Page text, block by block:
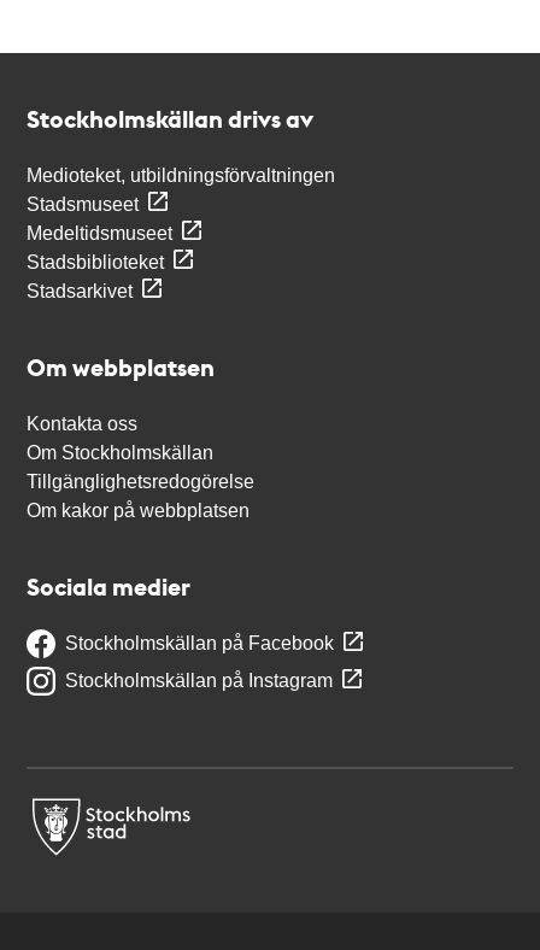
Stockholmskällan drivs av
Medioteket, utbildningsförvaltningen
Stadsmuseet
Medeltidsmuseet
Stadsbiblioteket
Stadsarkivet
Om webbplatsen
Kontakta oss
Om Stockholmskällan
Tillgänglighetsredogörelse
Om kakor på webbplatsen
Sociala medier
Stockholmskällan på Facebook
Stockholmskällan på Instagram